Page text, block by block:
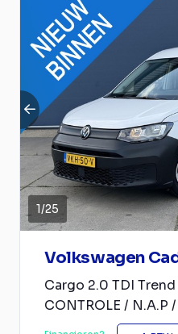
1/25
Volkswagen
Cargo 2.0 TDI Trend
CONTROLE / N.A.P /